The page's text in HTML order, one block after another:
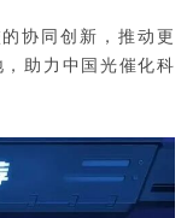
协同创新，推动更
助力中国光催化科